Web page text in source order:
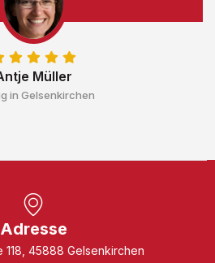
Müller
in Gelsenkirchen
Adresse
118, 45888 Gelsenkirchen